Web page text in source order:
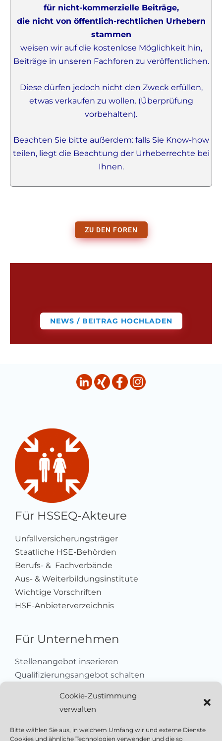
Cookie-Zustimmung
verwalten
Bitte wählen Sie aus, in welchem Umfang wir und externe Dienste
Cookies und ähnliche Technologien verwenden und die so
für nicht-kommerzielle Beiträge,
die nicht von öffentlich-rechtlichen Urhebern
stammen
weisen wir auf die kostenlose Möglichkeit hin,
Beiträge in unseren Fachforen zu veröffentlichen.
Diese dürfen jedoch nicht den Zweck erfüllen,
etwas verkaufen zu wollen. (Überprüfung
vorbehalten).
Beachten Sie bitte außerdem: falls Sie Know-how
teilen, liegt die Beachtung der Urheberrechte bei
Ihnen.
ZU DEN FOREN
NEWS / BEITRAG HOCHLADEN
Für HSSEQ-Akteure
Unfallversicherungsträger
Staatliche HSE-Behörden
Berufs- & Fachverbände
Aus- & Weiterbildungsinstitute
Wichtige Vorschriften
HSE-Anbieterverzeichnis
Für Unternehmen
Stellenangebot inserieren
Qualifizierungsangebot schalten